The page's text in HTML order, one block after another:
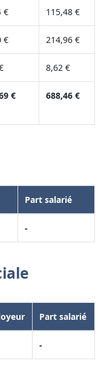
€ 115,48 €
€ 214,96 €
8,62 €
€ 688,46 €
Part salarié
-
Part salarié
-